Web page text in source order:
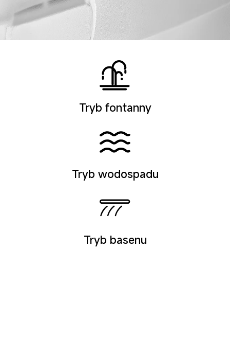
Tryb fontanny
Tryb wodospadu
Tryb basenu